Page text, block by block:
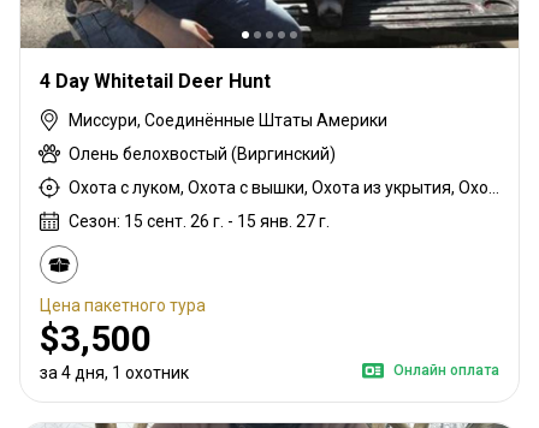
4 Day Whitetail Deer Hunt
Миссури, Соединённые Штаты Америки
Олень белохвостый (Виргинский)
Охота с луком, Охота с вышки, Охота из укрытия, Охота с дульнозарядным ружьём, Охота с карабином
Сезон: 15 сент. 26 г. - 15 янв. 27 г.
Цена пакетного тура
$3,500
за 4 дня, 1 охотник Онлайн оплата